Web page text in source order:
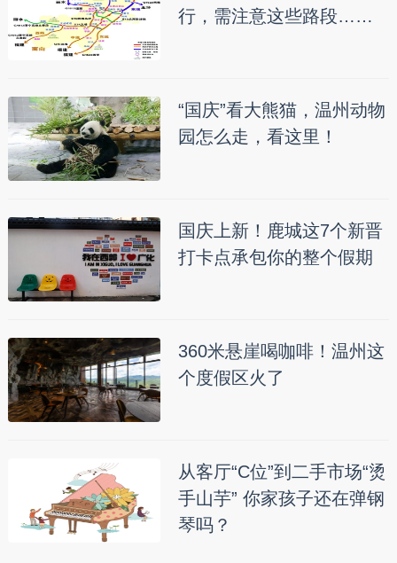
行，需注意这些路段……
“国庆”看大熊猫，温州动物
园怎么走，看这里！
国庆上新！鹿城这7个新晋
打卡点承包你的整个假期
360米悬崖喝咖啡！温州这
个度假区火了
从客厅“C位”到二手市场“烫
手山芋” 你家孩子还在弹钢
琴吗？